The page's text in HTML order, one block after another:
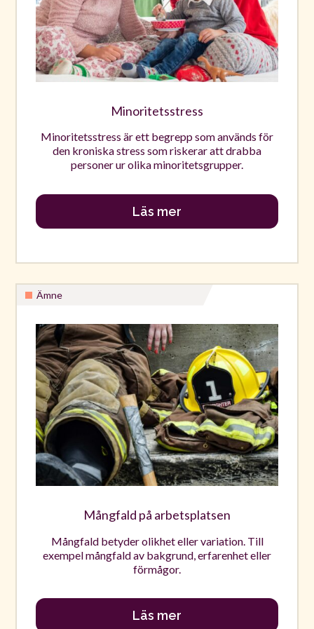
Minoritetsstress
Minoritetsstress är ett begrepp som används för
den kroniska stress som riskerar att drabba
personer ur olika minoritetsgrupper.
Läs mer
Ämne
Mångfald på arbetsplatsen
Mångfald betyder olikhet eller variation. Till
exempel mångfald av bakgrund, erfarenhet eller
förmågor.
Läs mer